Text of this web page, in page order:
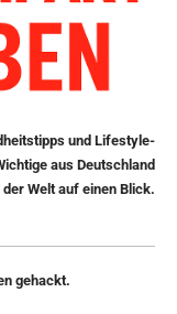
und Lifestyle-
aus Deutschland
der Welt auf einen Blick.
gehackt.